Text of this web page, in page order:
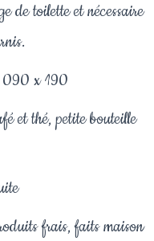
de toilette et nécessaire
x 190
et thé, petite bouteille
frais, faits maison